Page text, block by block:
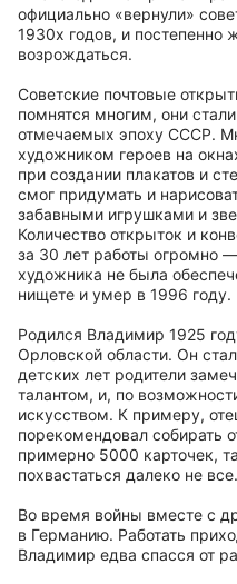
официально «вернули»
1930х годов, и постепенно
возрождаться.
Советские почтовые
помнятся многим, они
отмечаемых эпоху СССР.
художником героев на
при создании плакатов и
смог придумать и
забавными игрушками и
Количество открыток и
за 30 лет работы огромно
художника не была
нищете и умер в 1996 году.
Родился Владимир 1925
Орловской области. Он
детских лет родители
талантом, и, по
искусством. К примеру,
порекомендовал собирать
примерно 5000 карточек,
похвастаться далеко не все.
Во время войны вместе с
в Германию. Работать
Владимир едва спасся от